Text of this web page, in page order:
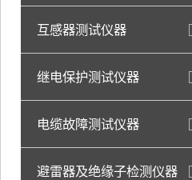
互感器测试仪器
继电保护测试仪器
电缆故障测试仪器
避雷器及绝缘子检测仪器